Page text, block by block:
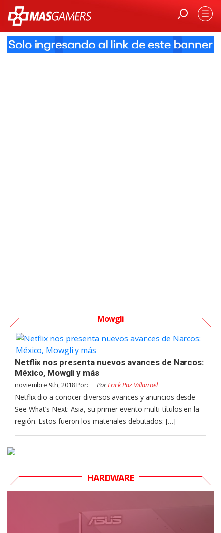
Mowgli
Netflix nos presenta nuevos avances de Narcos:
México, Mowgli y más
noviembre 9th, 2018 Por: PorErick Paz Villarroel
Netflix dio a conocer diversos avances y anuncios desde
See What’s Next: Asia, su primer evento multi-títulos en la
región. Estos fueron los materiales debutados: […]
HARDWARE